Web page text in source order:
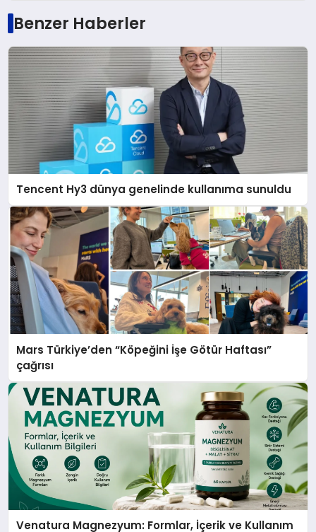
Benzer Haberler
Tencent Hy3 dünya genelinde kullanıma sunuldu
Mars Türkiye’den “Köpeğini İşe Götür Haftası”
çağrısı
Venatura Magnezyum: Formlar, İçerik ve Kullanım